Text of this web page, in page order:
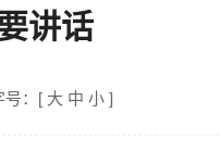
讲话
号：[ 大 中 小 ]